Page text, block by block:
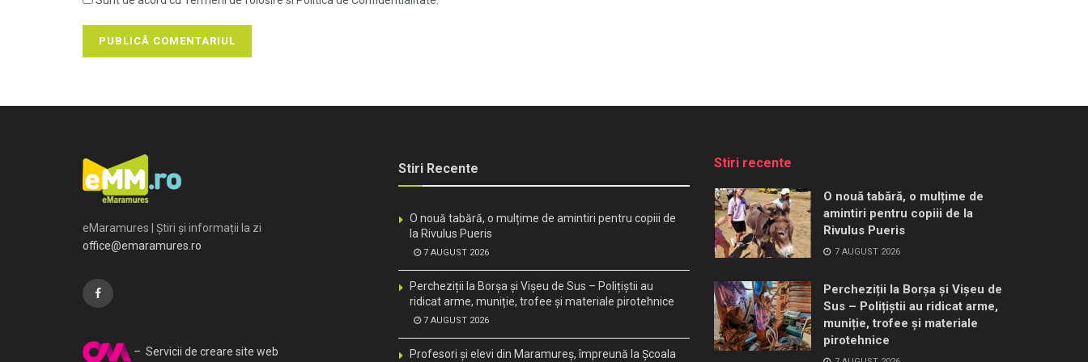
eMaramures | Știri și informații la zi
office@emaramures.ro
– Servicii de creare site web
Stiri Recente
O nouă tabără, o mulțime de amintiri pentru copiii de
la Rivulus Pueris
7 AUGUST 2026
Percheziții la Borșa și Vișeu de Sus – Polițiștii au
ridicat arme, muniție, trofee și materiale pirotehnice
7 AUGUST 2026
Profesori și elevi din Maramureș, împreună la Școala
Stiri recente
O nouă tabără, o mulțime de
amintiri pentru copiii de la
Rivulus Pueris
7 AUGUST 2026
Percheziții la Borșa și Vișeu de
Sus – Polițiștii au ridicat arme,
muniție, trofee și materiale
pirotehnice